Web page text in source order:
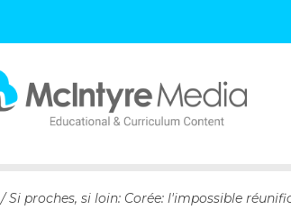
p
/ Si proches, si loin: Corée: l'impossible